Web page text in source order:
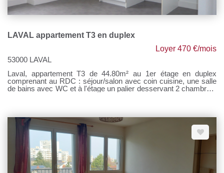
LAVAL appartement T3 en duplex
Loyer 470 €/mois
53000 LAVAL
Laval, appartement T3 de 44.80m² au 1er étage en duplex
comprenant au RDC : séjour/salon avec coin cuisine, une salle
de bains avec WC et à l'étage un palier desservant 2 chambres.
"Dossier de candidature" afin de nous transmettre votre dossier
par mail.